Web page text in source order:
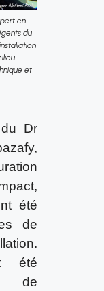
en
du
et
Dr
été
de
été
de